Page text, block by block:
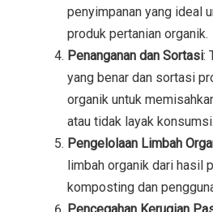
penyimpanan yang ideal
produk pertanian organik.
Penanganan dan Sortasi:
yang benar dan sortasi
organik untuk
atau tidak layak konsumsi.
Pengelolaan Limbah
limbah organik dari hasil
komposting dan